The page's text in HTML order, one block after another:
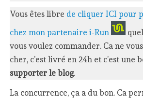
Vous êtes libre de cliquer ICI pour
chez mon partenaire i-Run
vous voulez commander. Ca ne
cher, c’est livré en 24h et c’est une
supporter le blog.
La concurrence, ça a du bon. Ca